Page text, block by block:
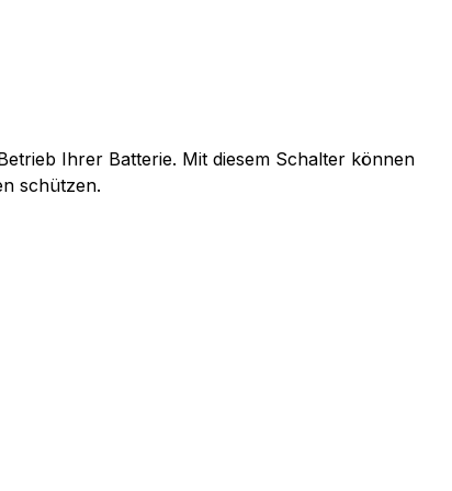
Ihrer Batterie. Mit diesem Schalter können
schützen.